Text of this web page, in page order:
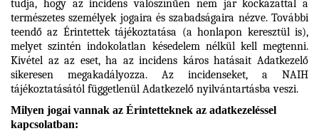
tudja, hogy az incidens valószínűen nem jár kockázattal a
természetes személyek jogaira és szabadságaira nézve. További
teendő az Érintettek tájékoztatása (a honlapon keresztül is),
melyet szintén indokolatlan késedelem nélkül kell megtenni.
Kivétel az az eset, ha az incidens káros hatásait Adatkezelő
sikeresen megakadályozza. Az incidenseket, a NAIH
tájékoztatásától függetlenül Adatkezelő nyilvántartásba veszi.
Milyen jogai vannak az Érintetteknek az adatkezeléssel
kapcsolatban: